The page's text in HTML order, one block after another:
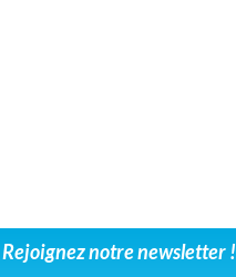
Rejoignez notre newsletter !